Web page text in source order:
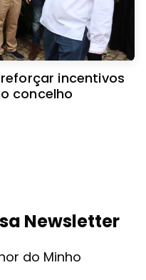
incentivos
concelho
Newsletter
do Minho